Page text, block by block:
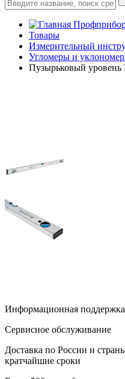
Товары
Измерительный
Угломеры и
Пузырьковый уровень
Информационная
Сервисное обслуживание
Доставка по России и
кратчайшие сроки